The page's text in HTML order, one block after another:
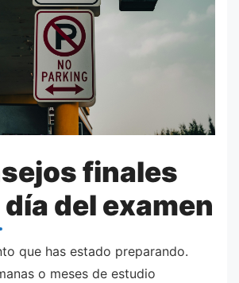
finales
del examen
que has estado preparando.
o meses de estudio